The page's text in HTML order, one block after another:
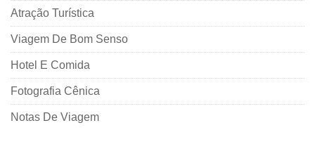
Atração Turística
Viagem De Bom Senso
Hotel E Comida
Fotografia Cênica
Notas De Viagem